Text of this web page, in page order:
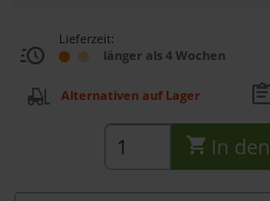
Lieferzeit:
länger als 4 Wochen
Alternativen auf Lager
In den